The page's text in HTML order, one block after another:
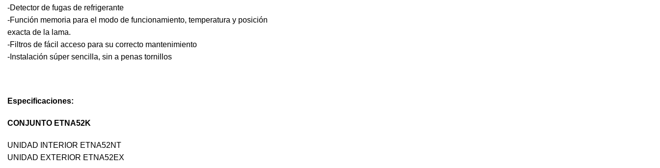
-Detector de fugas de refrigerante
-Función memoria para el modo de funcionamiento, temperatura y posición
exacta de la lama.
-Filtros de fácil acceso para su correcto mantenimiento
-Instalación súper sencilla, sin a penas tornillos
Especificaciones:
CONJUNTO ETNA52K
UNIDAD INTERIOR ETNA52NT
UNIDAD EXTERIOR ETNA52EX